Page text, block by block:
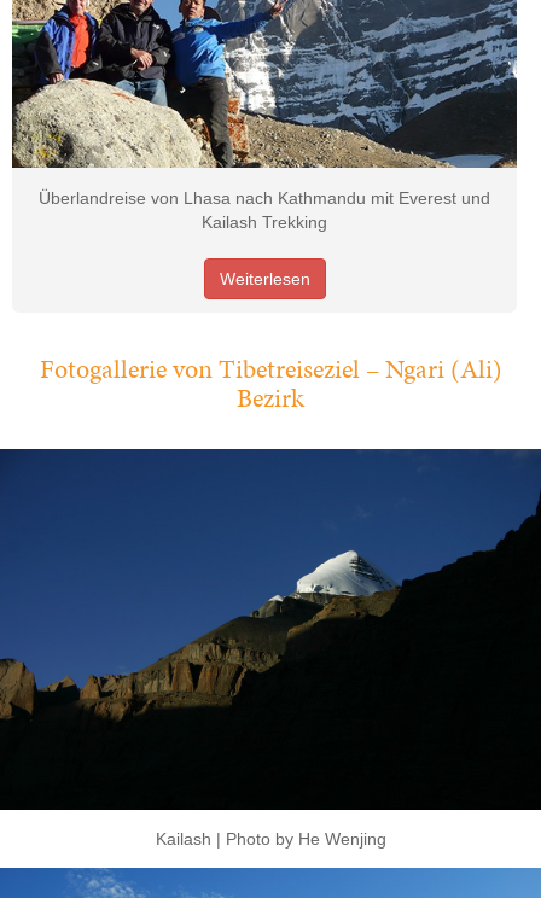
Überlandreise von Lhasa nach Kathmandu mit Everest und
Kailash Trekking
Weiterlesen
Fotogallerie von Tibetreiseziel – Ngari (Ali)
Bezirk
Kailash | Photo by He Wenjing